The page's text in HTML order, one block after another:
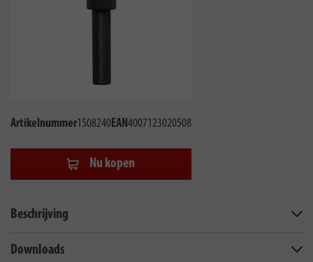
Artikelnummer1508240EAN4007123020508
Nu kopen
Beschrijving
Downloads